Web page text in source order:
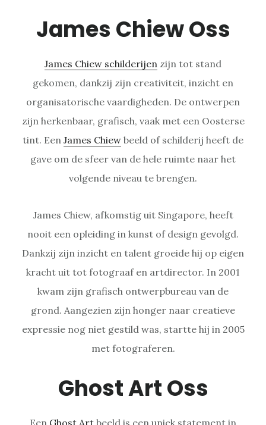
James Chiew Oss
James Chiew schilderijen zijn tot stand
gekomen, dankzij zijn creativiteit, inzicht en
organisatorische vaardigheden. De ontwerpen
zijn herkenbaar, grafisch, vaak met een Oosterse
tint. Een James Chiew beeld of schilderij heeft de
gave om de sfeer van de hele ruimte naar het
volgende niveau te brengen.
James Chiew, afkomstig uit Singapore, heeft
nooit een opleiding in kunst of design gevolgd.
Dankzij zijn inzicht en talent groeide hij op eigen
kracht uit tot fotograaf en artdirector. In 2001
kwam zijn grafisch ontwerpbureau van de
grond. Aangezien zijn honger naar creatieve
expressie nog niet gestild was, startte hij in 2005
met fotograferen.
Ghost Art Oss
Een Ghost Art beeld is een uniek statement in